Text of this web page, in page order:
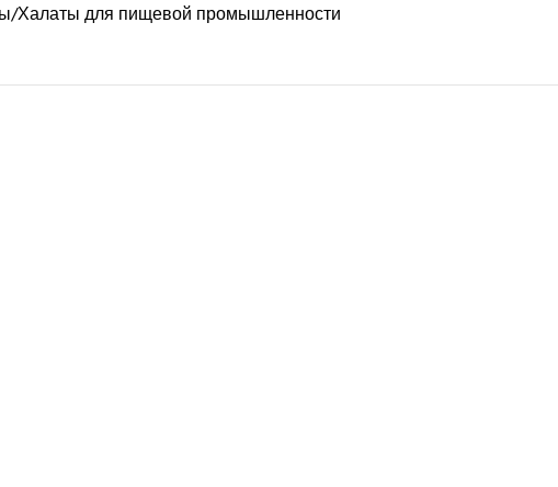
Халаты для пищевой промышленности